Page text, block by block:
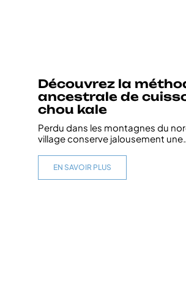
Découvrez la
ancestrale de
chou kale
Perdu dans les montagnes du
village conserve jalousement une
EN SAVOIR PLUS